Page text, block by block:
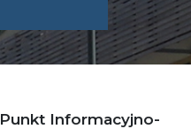
Punkt Informacyjno-